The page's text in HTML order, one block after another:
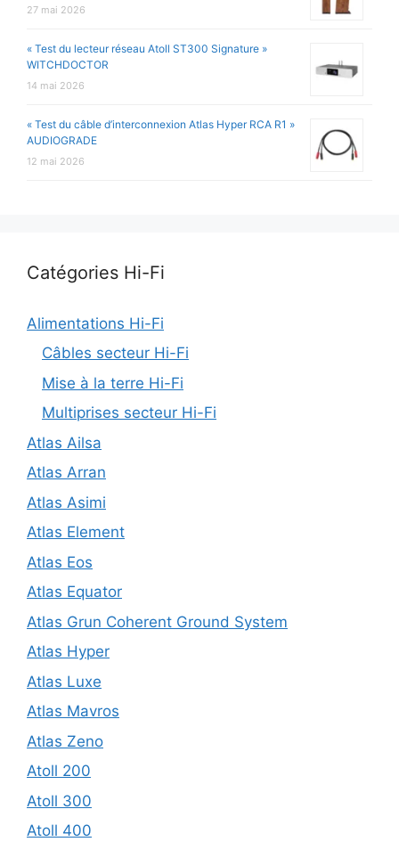
27 mai 2026
« Test du lecteur réseau Atoll ST300 Signature »
WITCHDOCTOR
14 mai 2026
« Test du câble d’interconnexion Atlas Hyper RCA R1 »
AUDIOGRADE
12 mai 2026
Catégories Hi-Fi
Alimentations Hi-Fi
Câbles secteur Hi-Fi
Mise à la terre Hi-Fi
Multiprises secteur Hi-Fi
Atlas Ailsa
Atlas Arran
Atlas Asimi
Atlas Element
Atlas Eos
Atlas Equator
Atlas Grun Coherent Ground System
Atlas Hyper
Atlas Luxe
Atlas Mavros
Atlas Zeno
Atoll 200
Atoll 300
Atoll 400